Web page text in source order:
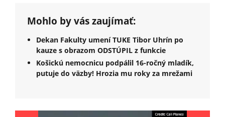
Mohlo by vás zaujímať:
Dekan Fakulty umení TUKE Tibor Uhrín po
kauze s obrazom ODSTÚPIL z funkcie
Košickú nemocnicu podpálil 16-ročný mladík,
putuje do väzby! Hrozia mu roky za mrežami